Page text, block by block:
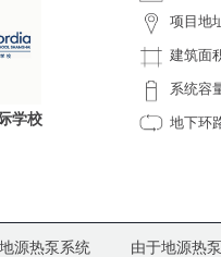
学校
项目地
建筑面
系统容
地下环
源热泵系统
由于地源热